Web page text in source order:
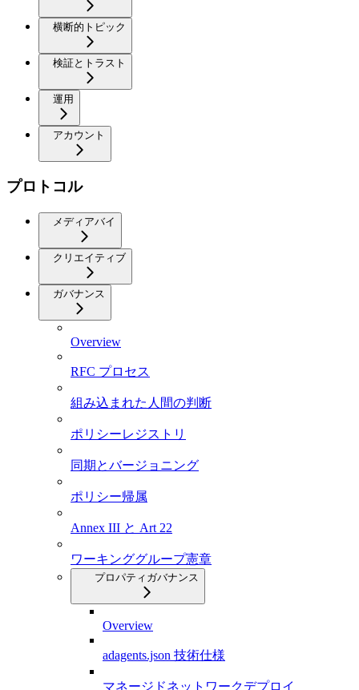
横断的トピック
検証とトラスト
運用
アカウント
プロトコル
メディアバイ
クリエイティブ
ガバナンス
Overview
RFC プロセス
組み込まれた人間の判断
ポリシーレジストリ
同期とバージョニング
ポリシー帰属
Annex III と Art 22
ワーキンググループ憲章
プロパティガバナンス
Overview
adagents.json 技術仕様
マネージドネットワークデプロイ